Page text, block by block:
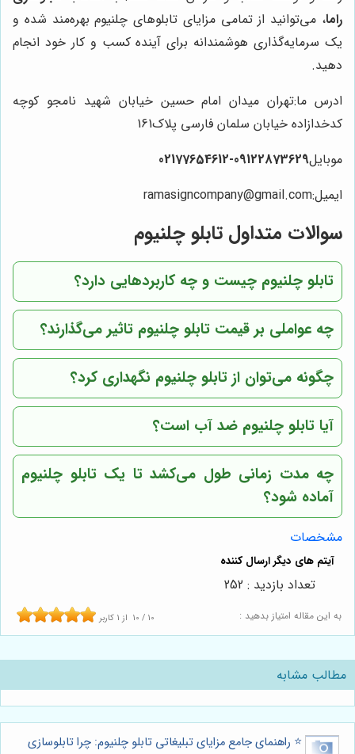
راما، می‌توانید از تمامی مزایای تابلوهای چلنیوم بهره‌مند شده و
یک سرمایه‌گذاری هوشمندانه برای آینده کسب و کار خود انجام
دهید.
ادرس ما:تهران میدان امام حسین خیابان شهید نامجو کوچه
کدخدازاده خیابان سلمان فارسی پلاک161
موبایل09122873629-02177654612
ایمیل:ramasigncompany@gmail.com
سوالات متداول تابلو چلنیوم
تابلو چلنیوم چیست و چه کاربردهایی دارد؟
چه عواملی بر قیمت تابلو چلنیوم تاثیر می‌گذارند؟
چگونه می‌توان از تابلو چلنیوم نگهداری کرد؟
آیا تابلو چلنیوم ضد آب است؟
چه مدت زمانی طول می‌کشد تا یک تابلو چلنیوم
آماده شود؟
مشخصات
به این مقاله امتیاز بدهید : 10 / 10 از 1 کاربر
تعداد بازدید : 252
مطالب مشابه
⭐️ راهنمای جامع مزایای تبلیغاتی تابلو چلنیوم: چرا تابلوسازی